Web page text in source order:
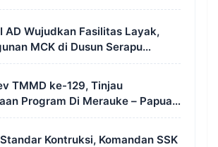
dan Supremasi Hukum
AD Wujudkan Fasilitas Layak,
MCK di Dusun Serapu
Dikerjakan
TMMD ke-129, Tinjau
Program Di Merauke – Papua
Kontruksi, Komandan SSK